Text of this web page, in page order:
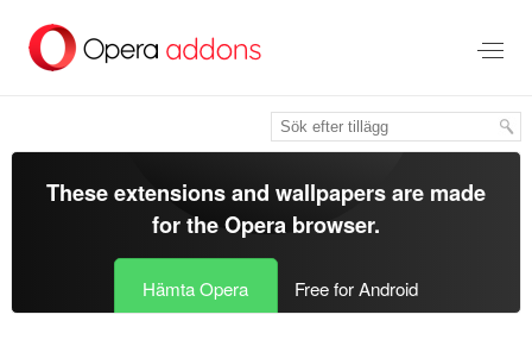
brödtexten
These extensions and wallpapers are made
for theOpera browser.
Hämta Opera Free for Android